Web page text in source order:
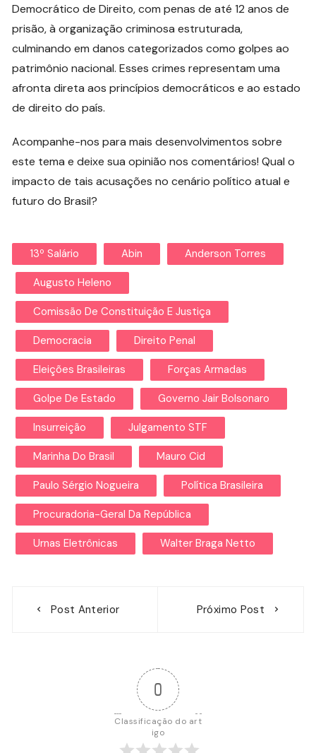
Democrático de Direito, com penas de até 12 anos de
prisão, à organização criminosa estruturada,
culminando em danos categorizados como golpes ao
patrimônio nacional. Esses crimes representam uma
afronta direta aos princípios democráticos e ao estado
de direito do país.
Acompanhe-nos para mais desenvolvimentos sobre
este tema e deixe sua opinião nos comentários! Qual o
impacto de tais acusações no cenário político atual e
futuro do Brasil?
13º Salário Abin Anderson Torres
Augusto Heleno
Comissão De Constituição E Justiça
Democracia Direito Penal
Eleições Brasileiras Forças Armadas
Golpe De Estado Governo Jair Bolsonaro
Insurreição Julgamento STF
Marinha Do Brasil Mauro Cid
Paulo Sérgio Nogueira Política Brasileira
Procuradoria-Geral Da República
Urnas Eletrônicas Walter Braga Netto
Post Anterior Próximo Post
0
Classificação do art
igo